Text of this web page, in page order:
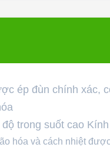
ép đùn chính xác,
trong suốt cao
hóa và cách nhiệt